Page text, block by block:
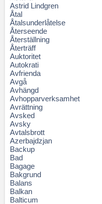
Astrid Lindgren
Åtal
Åtalsunderlåtelse
Återseende
Återställning
Återträff
Auktoritet
Autokrati
Avfrienda
Avgå
Avhängd
Avhopparverksamhet
Avrättning
Avsked
Avsky
Avtalsbrott
Azerbajdzjan
Backup
Bad
Bagage
Bakgrund
Balans
Balkan
Balticum